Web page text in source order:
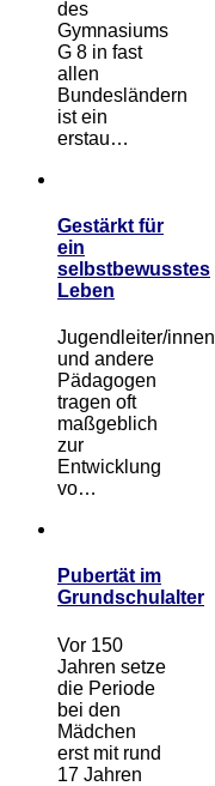
des
Gymnasiums
G 8 in fast
allen
Bundesländern
ist ein
erstau…
Gestärkt für
ein
selbstbewusstes
Leben
Jugendleiter/innen
und andere
Pädagogen
tragen oft
maßgeblich
zur
Entwicklung
vo…
Pubertät im
Grundschulalter
Vor 150
Jahren setze
die Periode
bei den
Mädchen
erst mit rund
17 Jahren